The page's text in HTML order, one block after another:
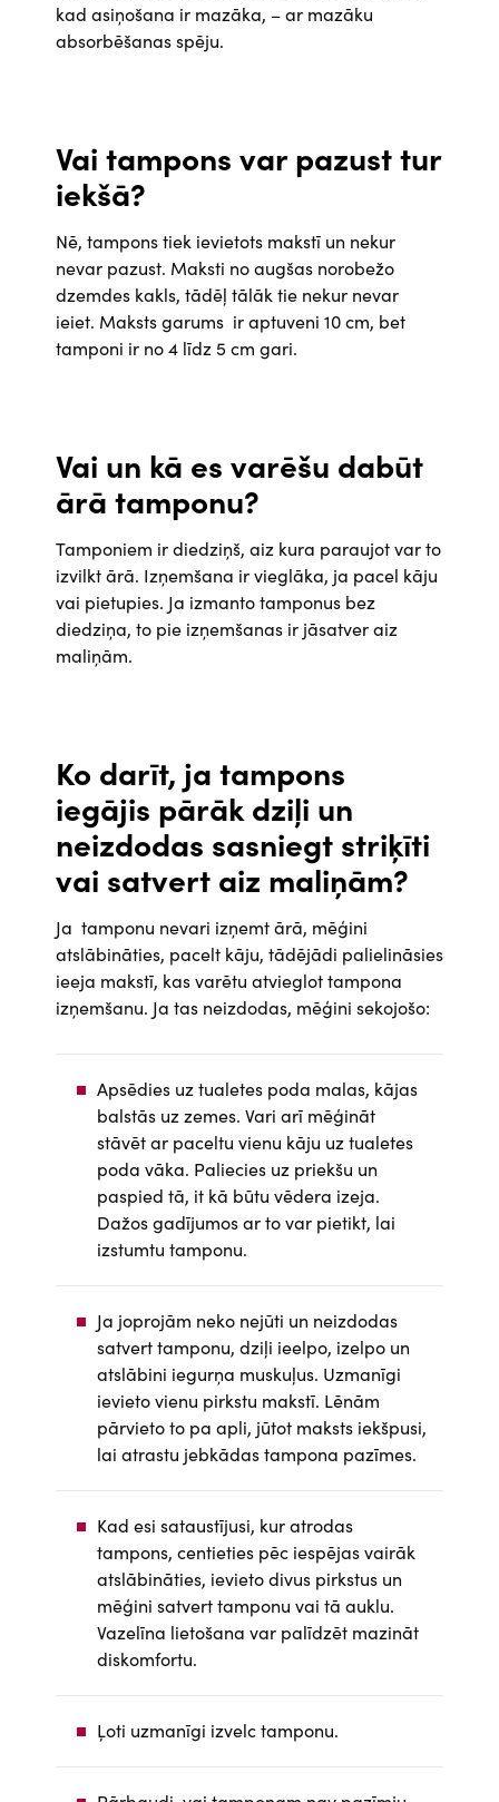
kad asiņošana ir mazāka, – ar mazāku
absorbēšanas spēju.
Vai tampons var pazust tur
iekšā?
Nē, tampons tiek ievietots makstī un nekur
nevar pazust. Maksti no augšas norobežo
dzemdes kakls, tādēļ tālāk tie nekur nevar
ieiet. Maksts garums ir aptuveni 10 cm, bet
tamponi ir no 4 līdz 5 cm gari.
Vai un kā es varēšu dabūt
ārā tamponu?
Tamponiem ir diedziņš, aiz kura paraujot var to
izvilkt ārā. Izņemšana ir vieglāka, ja pacel kāju
vai pietupies. Ja izmanto tamponus bez
diedziņa, to pie izņemšanas ir jāsatver aiz
maliņām.
Ko darīt, ja tampons
iegājis pārāk dziļi un
neizdodas sasniegt striķīti
vai satvert aiz maliņām?
Ja tamponu nevari izņemt ārā, mēģini
atslābināties, pacelt kāju, tādējādi palielināsies
ieeja makstī, kas varētu atvieglot tampona
izņemšanu. Ja tas neizdodas, mēģini sekojošo:
Apsēdies uz tualetes poda malas, kājas
balstās uz zemes. Vari arī mēģināt
stāvēt ar paceltu vienu kāju uz tualetes
poda vāka. Paliecies uz priekšu un
paspied tā, it kā būtu vēdera izeja.
Dažos gadījumos ar to var pietikt, lai
izstumtu tamponu.
Ja joprojām neko nejūti un neizdodas
satvert tamponu, dziļi ieelpo, izelpo un
atslābini iegurņa muskuļus. Uzmanīgi
ievieto vienu pirkstu makstī. Lēnām
pārvieto to pa apli, jūtot maksts iekšpusi,
lai atrastu jebkādas tampona pazīmes.
Kad esi sataustījusi, kur atrodas
tampons, centieties pēc iespējas vairāk
atslābināties, ievieto divus pirkstus un
mēģini satvert tamponu vai tā auklu.
Vazelīna lietošana var palīdzēt mazināt
diskomfortu.
Ļoti uzmanīgi izvelc tamponu.